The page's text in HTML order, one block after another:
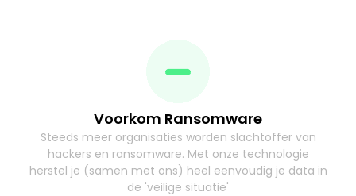
Voorkom Ransomware
Steeds meer organisaties worden slachtoffer van
hackers en ransomware. Met onze technologie
herstel je (samen met ons) heel eenvoudig je data in
de 'veilige situatie'